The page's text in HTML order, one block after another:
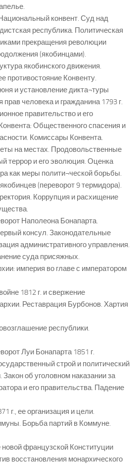
конвент. Суд над
республика. Политическая
прекращения революции
(якобинцами).
якобинского движения.
противостояние Конвенту.
и установление дикта¬туры
человека и гражданина 1793 г.
правительство и его
Общественного спасения и
Комиссары Конвента.
на местах. Продовольственные
террор и его эволюция. Оценка
как меры полити¬ческой борьбы.
(переворот 9 термидора).
Коррупция и расхищение
Наполеона Бонапарта.
консул. Законодательные
административного управления.
суда присяжных.
империя во главе с императором
1812 г. и свержение
Реставрация Бурбонов. Хартия
республики.
Луи Бонапарта 1851 г.
строй и политический
об уголовном наказании за
и его правительства. Падение
г., ее организация и цели.
Борьба партий в Коммуне.
новой французской Конституции
восстановления монархического